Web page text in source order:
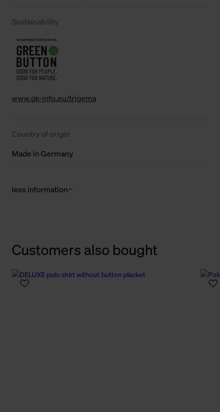
Sustainability
www.gk-info.eu/trigema
Country of origin
Made in Germany
less information
Customers also bought